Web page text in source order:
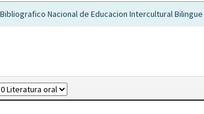
Nacional de Educacion Intercultural Bilingue